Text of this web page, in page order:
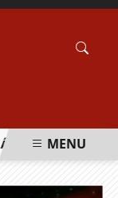
DE 120MENU